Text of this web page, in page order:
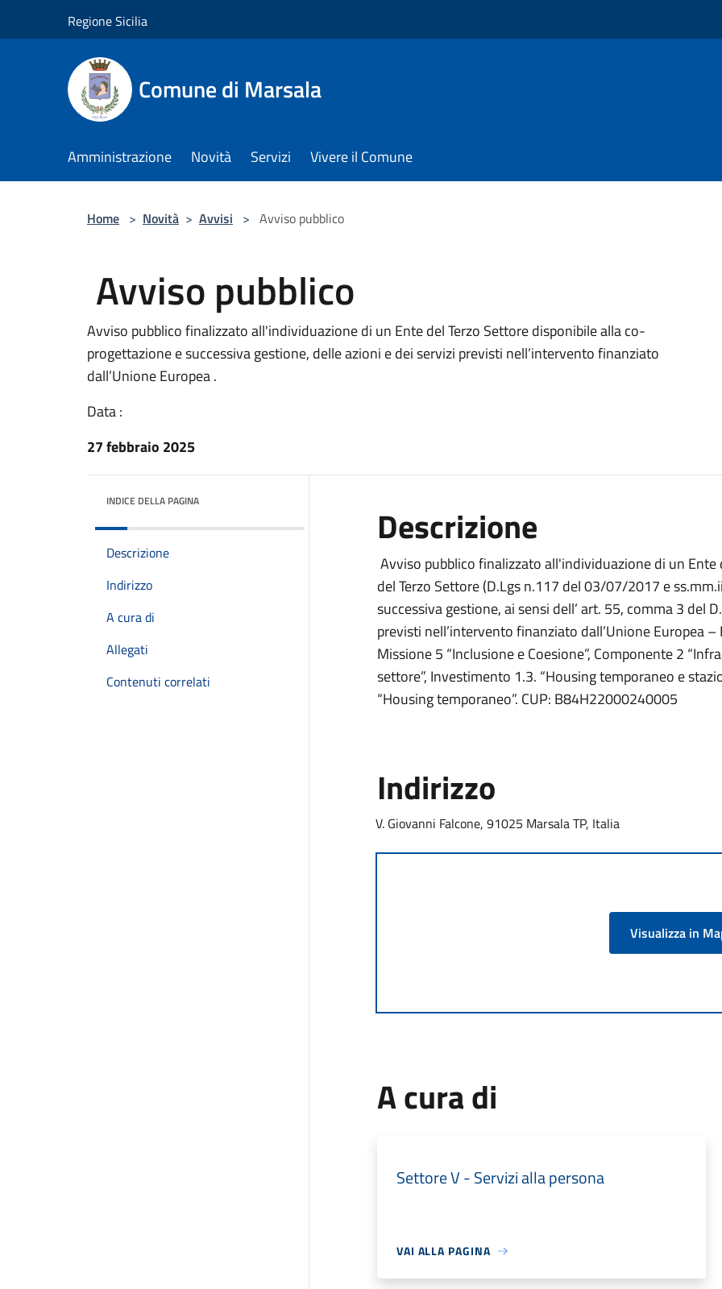
Regione Sicilia
Comune di Marsala
Amministrazione Novità Servizi Vivere il Comune
Home > Novità > Avvisi > Avviso pubblico
Avviso pubblico
Avviso pubblico finalizzato all'individuazione di un Ente del Terzo Settore disponibile alla co-
progettazione e successiva gestione, delle azioni e dei servizi previsti nell’intervento finanziato
dall’Unione Europea .
Data :
27 febbraio 2025
INDICE DELLA PAGINA
Descrizione
Indirizzo
A cura di
Allegati
Contenuti correlati
Descrizione
Avviso pubblico finalizzato all'individuazione di un Ente
del Terzo Settore (D.Lgs n.117 del 03/07/2017 e
successiva gestione, ai sensi dell’ art. 55, comma 3 del
previsti nell’intervento finanziato dall’Unione Europea
Missione 5 “Inclusione e Coesione”, Componente 2
settore”, Investimento 1.3. “Housing temporaneo e
“Housing temporaneo”. CUP: B84H22000240005
Indirizzo
V. Giovanni Falcone, 91025 Marsala TP, Italia
Visualizza in
A cura di
Settore V - Servizi alla persona
VAI ALLA PAGINA